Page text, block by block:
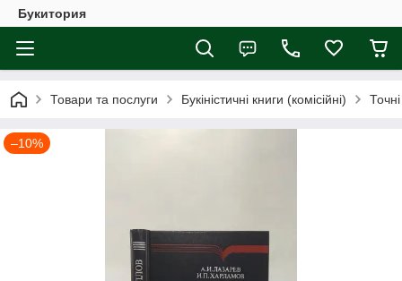
Букитория
Товари та послуги Букіністичні книги (комісійні)
–10%